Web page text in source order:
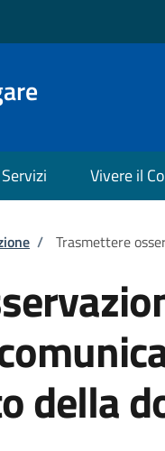
Servizi Vivere il
/ Trasmettere
della